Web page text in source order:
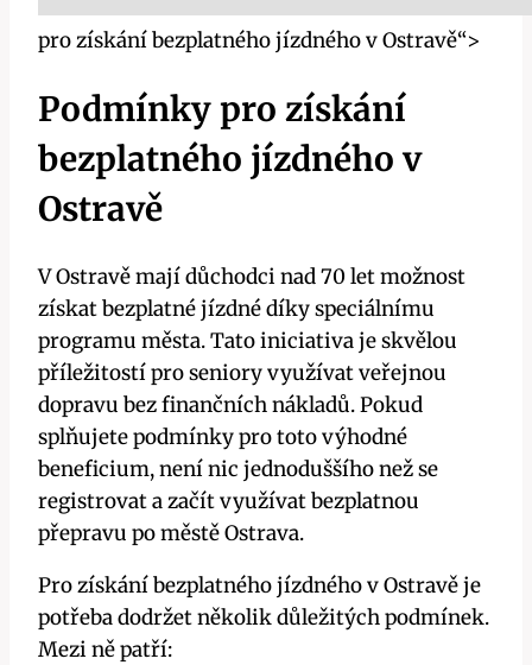
pro získání bezplatného jízdného v Ostravě“>
Podmínky pro získání
bezplatného jízdného v
Ostravě
V Ostravě mají důchodci nad 70 let možnost
získat bezplatné jízdné díky speciálnímu
programu města. Tato iniciativa je skvělou
příležitostí pro seniory využívat veřejnou
dopravu bez finančních nákladů. Pokud
splňujete podmínky pro toto výhodné
beneficium, není nic jednoduššího než se
registrovat a začít využívat bezplatnou
přepravu po městě Ostrava.
Pro získání bezplatného jízdného v Ostravě je
potřeba dodržet několik důležitých podmínek.
Mezi ně patří: